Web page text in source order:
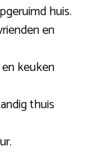
huis.
en
keuken
thuis